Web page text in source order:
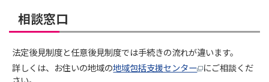
相談窓口
法定後見制度と任意後見制度では手続きの流れが違います。
詳しくは、お住いの地域の地域包括支援センター
にご相談くだ